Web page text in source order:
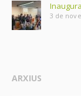
3 de
ARXIUS